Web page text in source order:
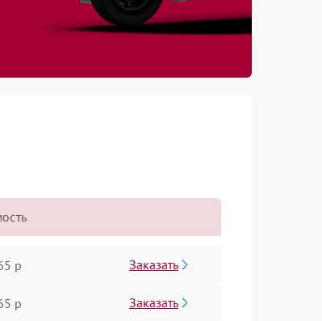
р Заказать
р Заказать